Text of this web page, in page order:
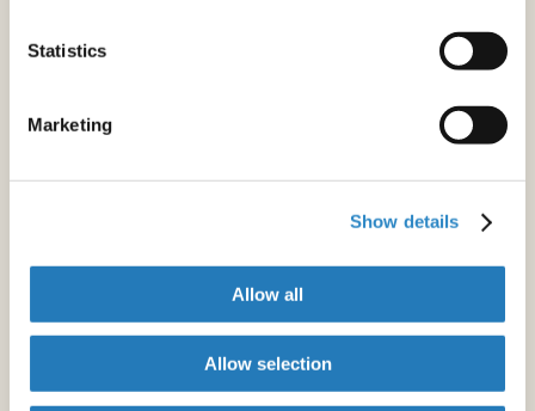
Statistics
Marketing
Show details
Allow all
Allow selection